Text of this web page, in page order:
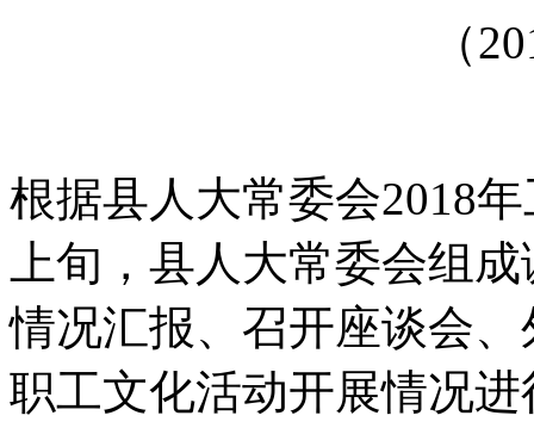
（
根据县人大常委会2018
上旬，县人大常委会组
情况汇报、召开座谈会
职工文化活动开展情况